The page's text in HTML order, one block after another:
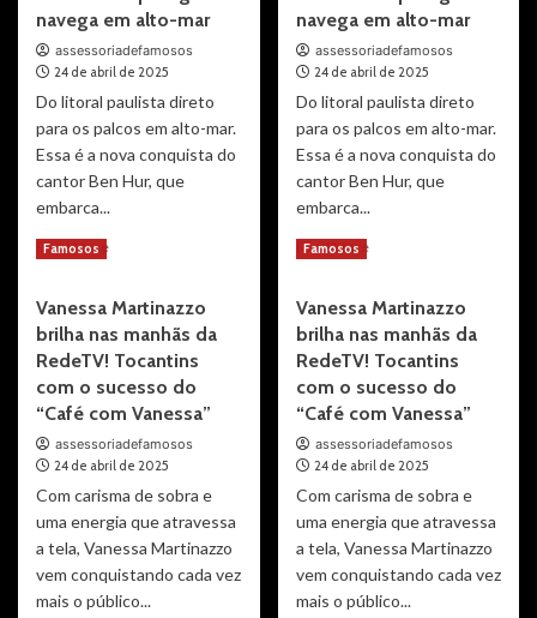
navega em alto-mar
assessoriadefamosos
24 de abril de 2025
Do litoral paulista direto
para os palcos em alto-mar.
Essa é a nova conquista do
cantor Ben Hur, que
embarca...
Read MoreRead
Cantor
Ben
Hur
Samba
Du
Ben
levam
o
melhor
pagode
para
navega em alto-mar
assessoriadefamosos
24 de abril de 2025
Do litoral paulista direto
para os palcos em alto-mar.
Essa é a nova conquista do
cantor Ben Hur, que
embarca...
Read MoreRead
Cantor
Ben
Hur
Samba
Du
Ben
levam
o
melhor
pagode
para
Famosos
Vanessa Martinazzo
brilha nas manhãs da
RedeTV! Tocantins
com o sucesso do
“Café com Vanessa”
assessoriadefamosos
24 de abril de 2025
Com carisma de sobra e
uma energia que atravessa
a tela, Vanessa Martinazzo
vem conquistando cada vez
mais o público...
Famosos
Vanessa Martinazzo
brilha nas manhãs da
RedeTV! Tocantins
com o sucesso do
“Café com Vanessa”
assessoriadefamosos
24 de abril de 2025
Com carisma de sobra e
uma energia que atravessa
a tela, Vanessa Martinazzo
vem conquistando cada vez
mais o público...